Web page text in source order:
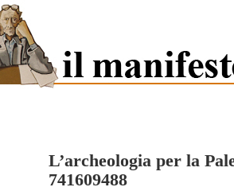
L’archeologia per la
741609488